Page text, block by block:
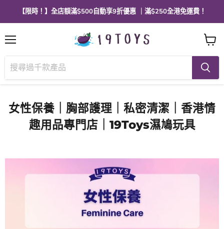
【限時！】全店額滿$500自動享9折優惠 ｜滿$250全港免運費！
單
查
看
購
物
車
女性保養｜胸部護理｜私密清潔｜香港情
趣用品專門店｜19Toys濕鳩玩具